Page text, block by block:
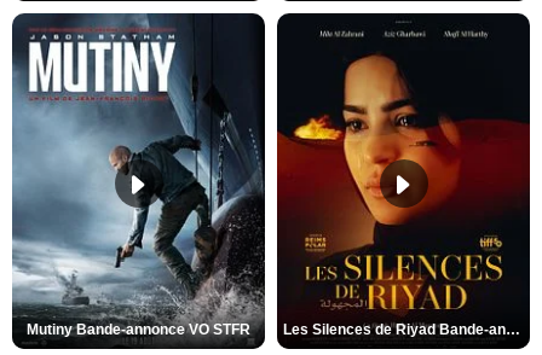
Mutiny Bande-annonce VO STFR Les Silences de Riyad Bande-annonce VO STFR